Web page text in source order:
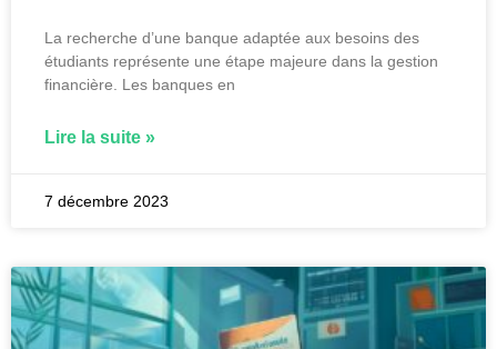
La recherche d’une banque adaptée aux besoins des
étudiants représente une étape majeure dans la gestion
financière. Les banques en
Lire la suite »
7 décembre 2023